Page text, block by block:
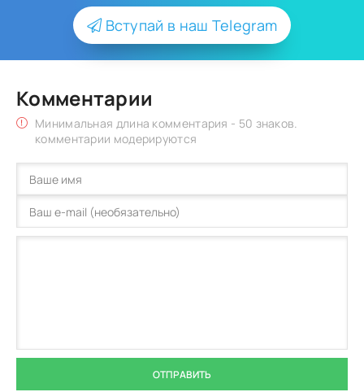
Вступай в наш Telegram
Комментарии
Минимальная длина комментария - 50 знаков.
комментарии модерируются
ОТПРАВИТЬ